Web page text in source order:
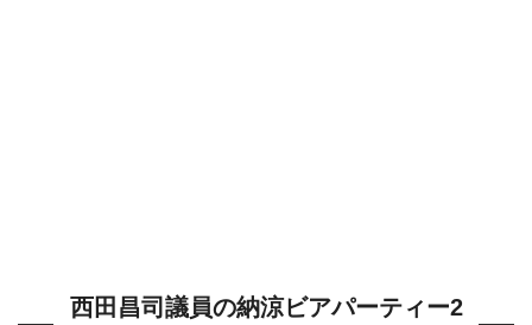
西田昌司議員の納涼ビアパーティー2